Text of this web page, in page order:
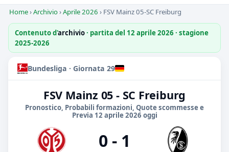
Home›Archivio›Aprile 2026 › FSV Mainz 05-SC Freiburg
Contenuto d'archivio· partita del 12 aprile 2026 · stagione
2025-2026
Bundesliga · Giornata 29
FSV Mainz 05 - SC Freiburg
Pronostico, Probabili formazioni, Quote scommesse e
Previa 12 aprile 2026 oggi
0 - 1